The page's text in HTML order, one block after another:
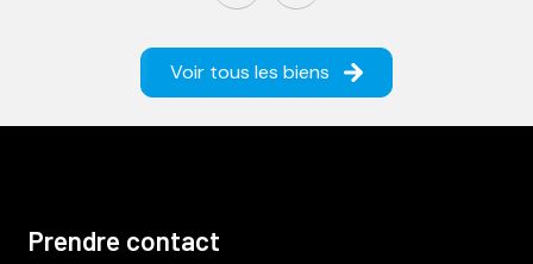
Voir tous les biens
prendre contact